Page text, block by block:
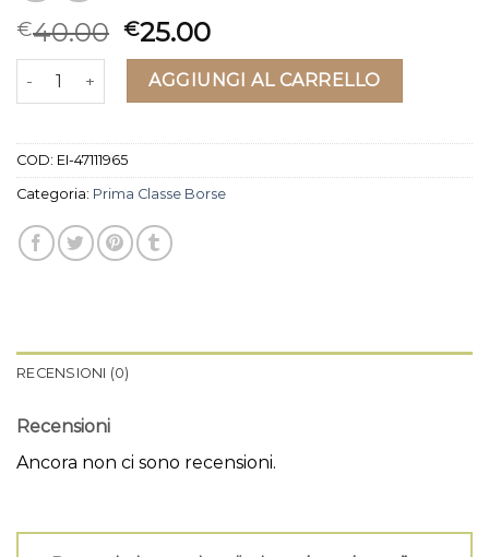
€40.00 €25.00
prima classe borse quantitàAGGIUNGI AL CARRELLO
COD: EI-47111965
Categoria: Prima Classe Borse
RECENSIONI (0)
Recensioni
Ancora non ci sono recensioni.